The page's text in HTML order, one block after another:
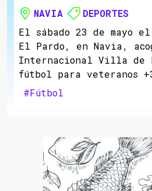
NAVIA
DEPORTES
El sábado 23 de mayo el
El Pardo, en Navia,
Internacional Villa de
fútbol para veteranos
#Fútbol